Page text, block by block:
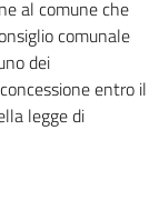
al comune che
comunale
dei
entro il
legge di